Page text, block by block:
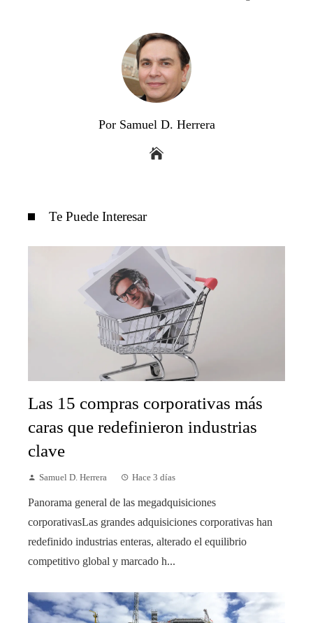
Por Samuel D. Herrera
Te Puede Interesar
Las 15 compras corporativas más
caras que redefinieron industrias
clave
Samuel D. Herrera Hace 3 días
Panorama general de las megadquisiciones
corporativasLas grandes adquisiciones corporativas han
redefinido industrias enteras, alterado el equilibrio
competitivo global y marcado h...